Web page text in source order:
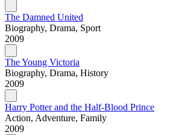
The Damned United
Biography, Drama, Sport
2009
The Young Victoria
Biography, Drama, History
2009
Harry Potter and the Half-Blood Prince
Action, Adventure, Family
2009